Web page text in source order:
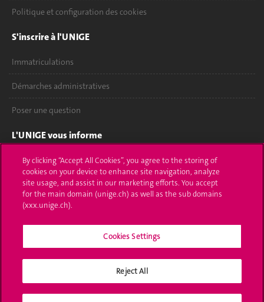
Politique et configuration des cookies
S'inscrire à l'UNIGE
Immatriculations
Démarches administratives
Poser une question
L'UNIGE vous informe
UNIGE Mobile
Médias
Offres d'emploi
Calendrier académique
Médias sociaux UNIGE
By clicking “Accept All Cookies”, you agree to the storing of
cookies on your device to enhance site navigation, analyze
site usage, and assist in our marketing efforts. You accept
for the main domain (unige.ch) as well as the sub domains
(xxx.unige.ch).
Cookies Settings
Reject All